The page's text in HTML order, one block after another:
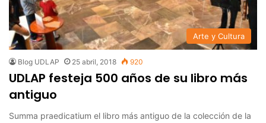
Arte y Cultura
Blog UDLAP 25 abril, 2018 920
UDLAP festeja 500 años de su libro más
antiguo
Summa praedicatium el libro más antiguo de la colección de la